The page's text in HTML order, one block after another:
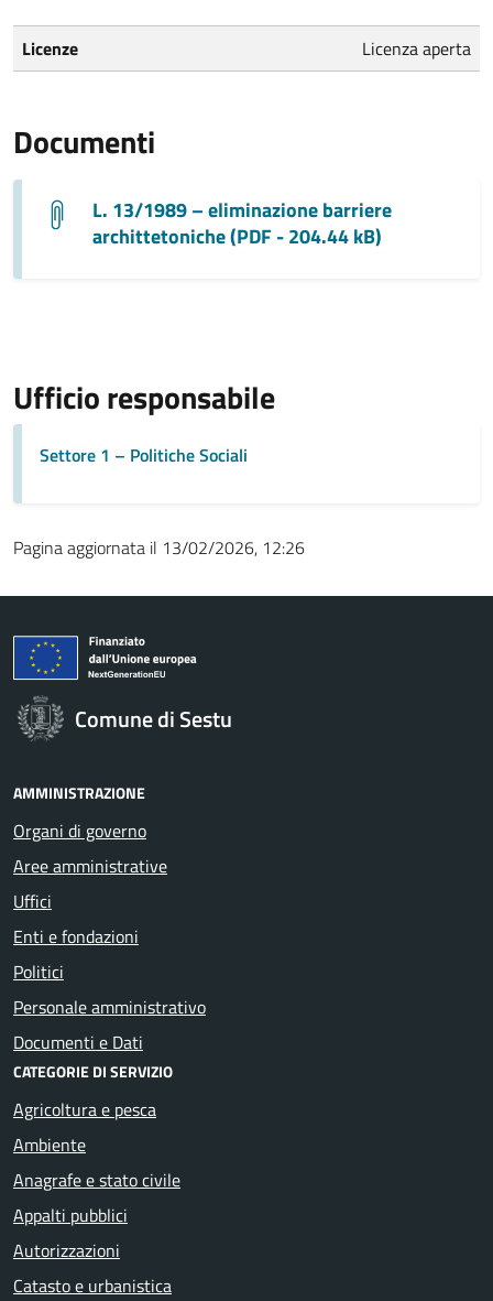
Licenze Licenza aperta
Documenti
L. 13/1989 – eliminazione barriere
archittetoniche (PDF - 204.44 kB)
Ufficio responsabile
Settore 1 – Politiche Sociali
Pagina aggiornata il 13/02/2026, 12:26
Comune di Sestu
AMMINISTRAZIONE
Organi di governo
Aree amministrative
Uffici
Enti e fondazioni
Politici
Personale amministrativo
Documenti e Dati
CATEGORIE DI SERVIZIO
Agricoltura e pesca
Ambiente
Anagrafe e stato civile
Appalti pubblici
Autorizzazioni
Catasto e urbanistica